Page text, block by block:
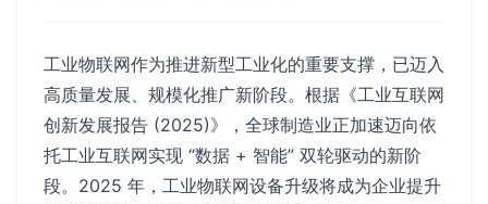
工业物联网作为推进新型工业化的重要支撑，已迈入
高质量发展、规模化推广新阶段。根据《工业互联网
创新发展报告 (2025)》，全球制造业正加速迈向依
托工业互联网实现 “数据 + 智能” 双轮驱动的新阶
段。2025 年，工业物联网设备升级将成为企业提升